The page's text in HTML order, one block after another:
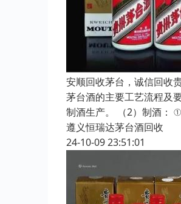
安顺回收茅台，诚信回收
茅台酒的主要工艺流程及
制酒生产。 （2）制酒：
遵义恒瑞达茅台酒回收
24-10-09 23:51:01